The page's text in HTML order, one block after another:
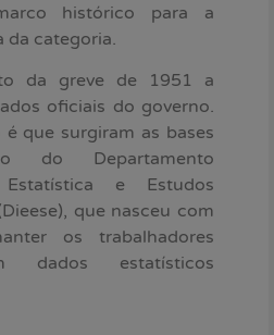
histórico para a
da categoria.
da greve de 1951 a
oficiais do governo.
que surgiram as bases
do Departamento
e Estudos
que nasceu com
os trabalhadores
dados estatísticos